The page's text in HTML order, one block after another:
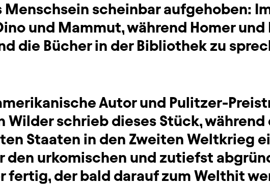
Menschsein scheinbar aufgehoben:
und Mammut, während Homer und
die Bücher in der Bibliothek zu
Autor und Pulitzer-
Wilder schrieb dieses Stück, während
Staaten in den Zweiten Weltkrieg
den urkomischen und zutiefst
fertig, der bald darauf zum Welthit